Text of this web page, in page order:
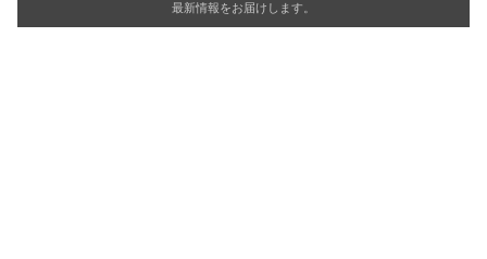
最新情報をお届けします。